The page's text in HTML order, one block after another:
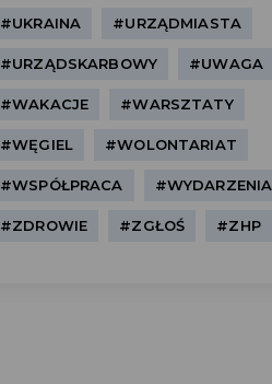
#UKRAINA #URZĄDMIASTA
#URZĄDSKARBOWY #UWAGA
#WAKACJE #WARSZTATY
#WĘGIEL #WOLONTARIAT
#WSPÓŁPRACA #WYDARZENIA
#ZDROWIE #ZGŁOŚ #ZHP